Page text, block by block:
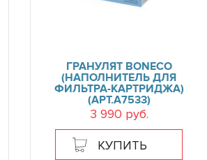
ГРАНУЛЯТ BONECO
(НАПОЛНИТЕЛЬ ДЛЯ
ФИЛЬТРА-КАРТРИДЖА)
(АРТ.А7533)
3 990 руб.
КУПИТЬ